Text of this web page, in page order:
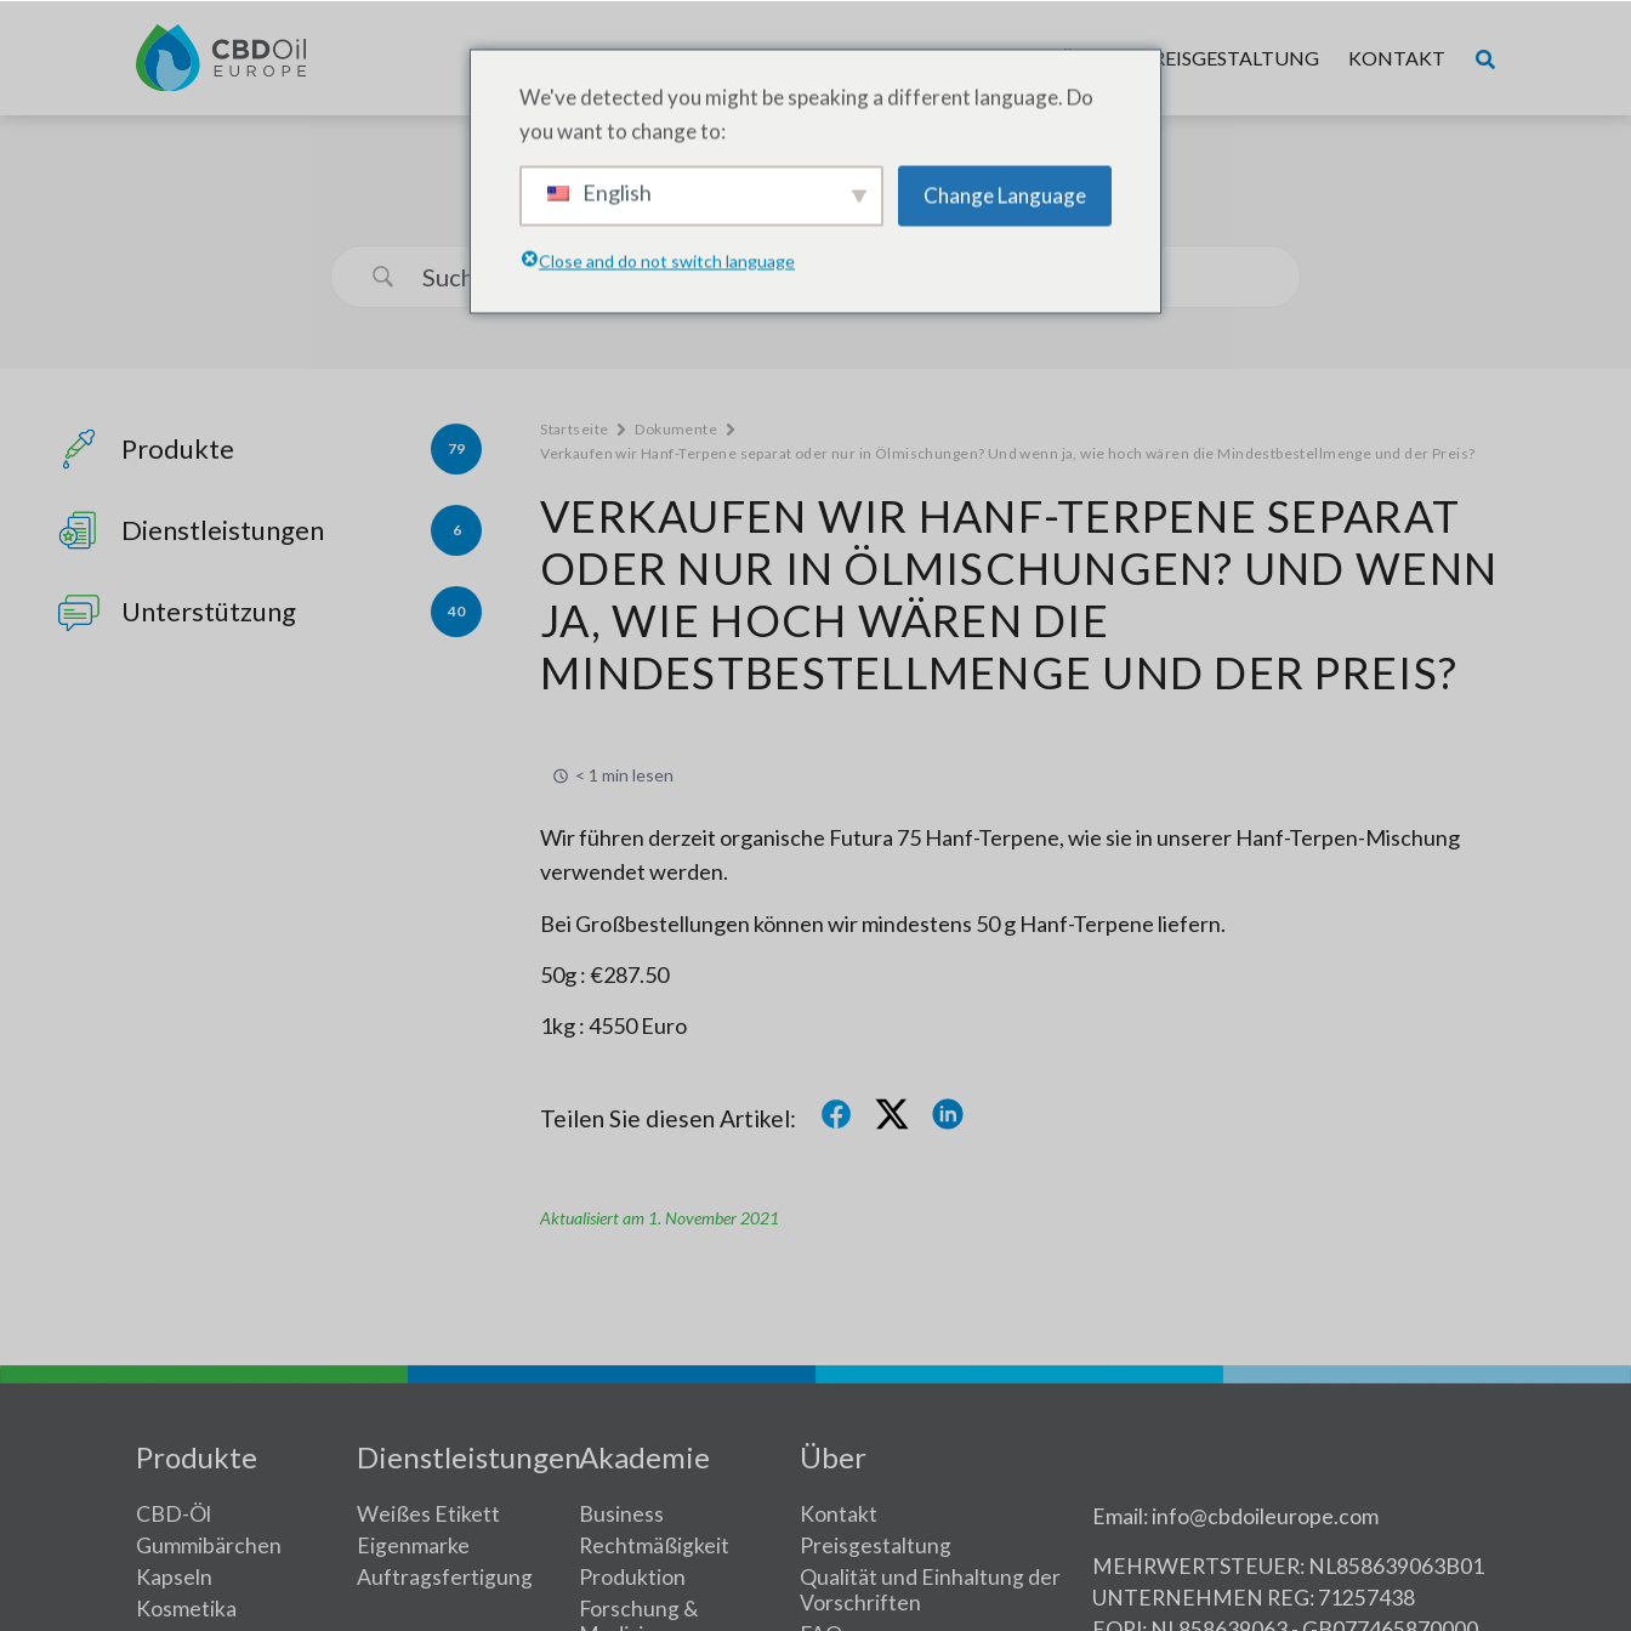
PRODUKTE DIENSTLEISTUNGEN AKADEMIE ÜBER PREISGESTALTUNG KONTAKT
Wie können wir helfen?
Produkte 79
Dienstleistungen 6
Unterstützung 40
Startseite
Dokumente
Verkaufen wir Hanf-Terpene separat oder nur in Ölmischungen? Und wenn ja, wie hoch wären die Mindestbestellmenge und der Preis?
VERKAUFEN WIR HANF-TERPENE SEPARAT
ODER NUR IN ÖLMISCHUNGEN? UND WENN
JA, WIE HOCH WÄREN DIE
MINDESTBESTELLMENGE UND DER PREIS?
< 1 min lesen
Wir führen derzeit organische Futura 75 Hanf-Terpene, wie sie in unserer Hanf-Terpen-Mischung
verwendet werden.
Bei Großbestellungen können wir mindestens 50 g Hanf-Terpene liefern.
50g : €287.50
1kg : 4550 Euro
Teilen Sie diesen Artikel:
Aktualisiert am 1. November 2021
Produkte
CBD-Öl
Gummibärchen
Kapseln
Kosmetika
Dienstleistungen
Weißes Etikett
Eigenmarke
Auftragsfertigung
Akademie
Business
Rechtmäßigkeit
Produktion
Forschung &
Über
Kontakt
Preisgestaltung
Qualität und Einhaltung der
Vorschriften
Email: info@cbdoileurope.com
MEHRWERTSTEUER: NL858639063B01
UNTERNEHMEN REG: 71257438
We've detected you might be speaking a different language. Do
you want to change to:
English Change Language
Close and do not switch language